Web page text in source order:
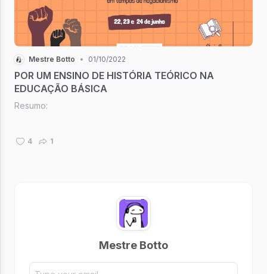
Mestre Botto • 01/10/2022
POR UM ENSINO DE HISTÓRIA TEÓRICO NA
EDUCAÇÃO BÁSICA
Resumo:
4 1
Mestre Botto